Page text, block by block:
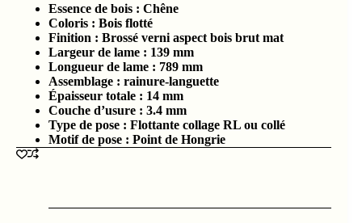
Essence de bois : Chêne
Coloris : Bois flotté
Finition : Brossé verni aspect bois brut mat
Largeur de lame : 139 mm
Longueur de lame : 789 mm
Assemblage : rainure-languette
Épaisseur totale : 14 mm
Couche d’usure : 3.4 mm
Type de pose : Flottante collage RL ou collé
Motif de pose : Point de Hongrie